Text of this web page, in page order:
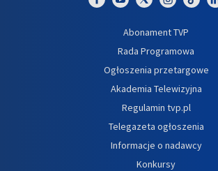
Abonament TVP
Rada Programowa
Ogłoszenia przetargowe
Akademia Telewizyjna
Regulamin tvp.pl
Telegazeta ogłoszenia
Informacje o nadawcy
Konkursy